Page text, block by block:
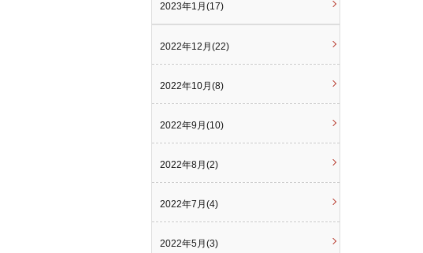
2023年1月(17)
2022年12月(22)
2022年10月(8)
2022年9月(10)
2022年8月(2)
2022年7月(4)
2022年5月(3)